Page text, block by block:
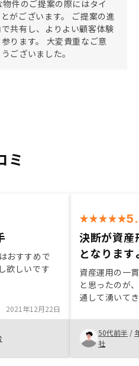
件のご提案の際にはタイ
がございます。 ご提案の進
共有し、よりよい顧客体験
ります。 大変貴重なご意
ございました。
ミ
おすすめで
欲しいです
2021年12月22日
決断が資産
となります
資産運用の一
と思ったのが
通して湧いて
た。他社と比
ょうがないと
た。１、２回
来るので、現
50代前半 /
社